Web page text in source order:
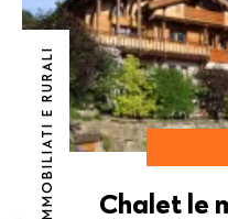
Chalet le